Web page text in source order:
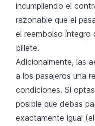
incumpliendo el
razonable que el
el reembolso íntegro
billete.
Adicionalmente, las
a los pasajeros una
condiciones. Si
posible que debas
exactamente igual